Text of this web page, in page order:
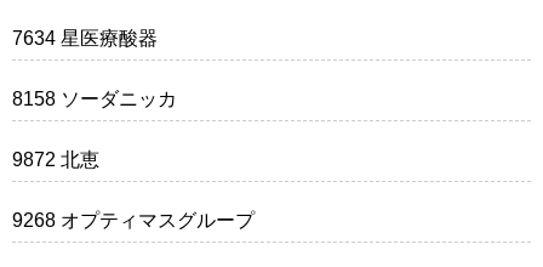
7634 星医療酸器
8158 ソーダニッカ
9872 北恵
9268 オプティマスグループ